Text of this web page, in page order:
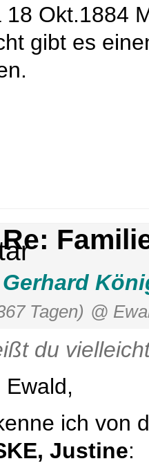
18 Okt.1884
gibt es
Re:
Gerhard
Tagen) @
du
Ewald,
ich von
Justine: